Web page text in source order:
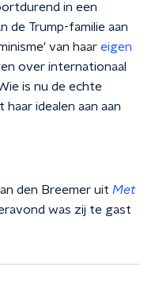
in een
de Trump-familie aan
van haar eigen
over internationaal
is nu de echte
haar idealen aan aan
den Breemer uit Met
was zij te gast